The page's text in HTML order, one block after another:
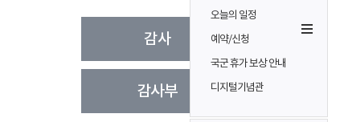
오늘의 일정
예약/신청
국군 휴가 보상 안내
디지털기념관